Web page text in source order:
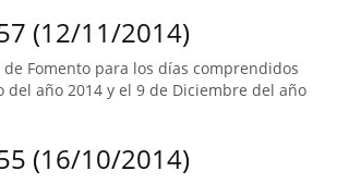
(12/11/2014)
Fomento para los días comprendidos
del año 2014 y el 9 de Diciembre del año
(16/10/2014)